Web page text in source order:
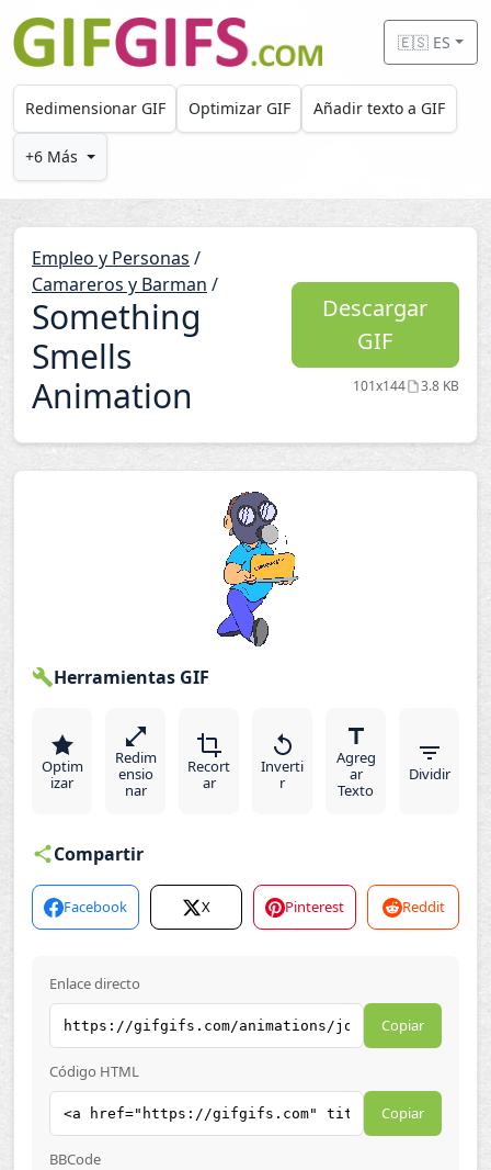
Skip to main content
🇪🇸 ES
Redimensionar GIF Optimizar GIF Añadir texto a GIF
+6 Más
Empleo y Personas /
Camareros y Barman /
Something
Smells
Animation
Descargar
GIF
101x144 3.8 KB
Herramientas GIF
Optim
izar
Redim
ensio
nar
Recort
ar
Inverti
r
Agreg
ar
Texto
Dividir
Compartir
Facebook X Pinterest Reddit
Enlace directo
Copiar
Código HTML
Copiar
BBCode